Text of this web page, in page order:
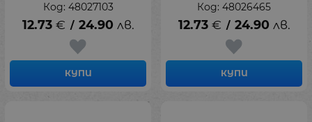
Код: 48027103
12.73 € / 24.90 лв.
КУПИ
Код: 48026465
12.73 € / 24.90 лв.
КУПИ